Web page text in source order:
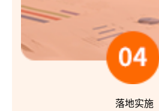
落地实施